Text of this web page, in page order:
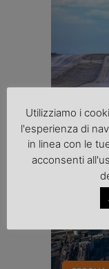
Utilizziamo i
l'esperienza di
in linea con le
acconsenti